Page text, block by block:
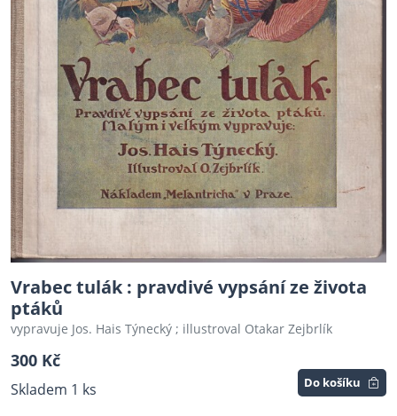
Vrabec tulák : pravdivé vypsání ze života
ptáků
vypravuje Jos. Hais Týnecký ; illustroval Otakar Zejbrlík
300 Kč
Skladem 1 ks Do košíku